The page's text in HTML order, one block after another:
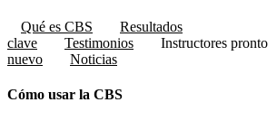
Qué es CBS
Resultados
clave
Testimonios Instructores pronto
nuevo
Noticias
Cómo usar la CBS